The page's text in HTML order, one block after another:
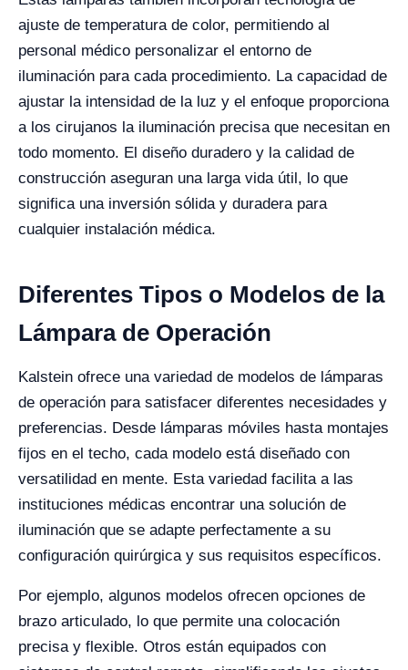
ajuste de temperatura de color, permitiendo al
personal médico personalizar el entorno de
iluminación para cada procedimiento. La capacidad de
ajustar la intensidad de la luz y el enfoque proporciona
a los cirujanos la iluminación precisa que necesitan en
todo momento. El diseño duradero y la calidad de
construcción aseguran una larga vida útil, lo que
significa una inversión sólida y duradera para
cualquier instalación médica.
Diferentes Tipos o Modelos de la
Lámpara de Operación
Kalstein ofrece una variedad de modelos de lámparas
de operación para satisfacer diferentes necesidades y
preferencias. Desde lámparas móviles hasta montajes
fijos en el techo, cada modelo está diseñado con
versatilidad en mente. Esta variedad facilita a las
instituciones médicas encontrar una solución de
iluminación que se adapte perfectamente a su
configuración quirúrgica y sus requisitos específicos.
Por ejemplo, algunos modelos ofrecen opciones de
brazo articulado, lo que permite una colocación
precisa y flexible. Otros están equipados con